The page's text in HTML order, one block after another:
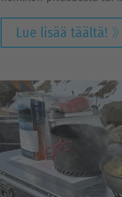
Lue lisää täältä!